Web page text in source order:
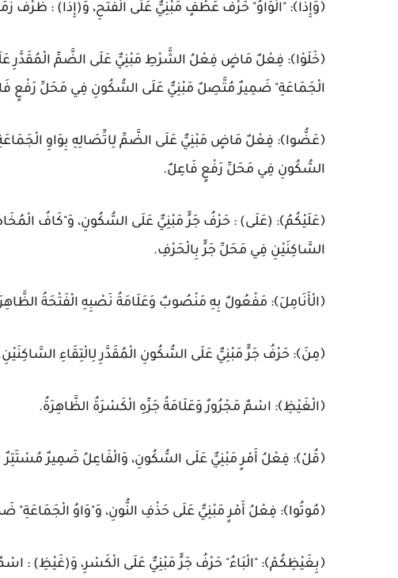
﴿وَإِذَا﴾: "الْوَاوُ" حَرْفُ عَطْفٍ مَبْنِيٌّ عَلَى الْفَتْحِ، وَ(إِذَا) :
﴿خَلَوْا﴾: فِعْلٌ مَاضٍ فِعْلُ الشَّرْطِ مَبْنِيٌّ عَلَى الضَّمِّ الْمُقَدَّرِ عَلَى
الْجَمَاعَةِ" ضَمِيرٌ مُتَّصِلٌ مَبْنِيٌّ عَلَى السُّكُونِ فِي مَحَلِّ رَفْعٍ
﴿عَضُّوا﴾: فِعْلٌ مَاضٍ مَبْنِيٌّ عَلَى الضَّمِّ لِاتِّصَالِهِ بِوَاوِ
السُّكُونِ فِي مَحَلِّ رَفْعٍ فَاعِلٌ.
﴿عَلَيْكُمُ﴾: (عَلَى) : حَرْفُ جَرٍّ مَبْنِيٌّ عَلَى السُّكُونِ، وَ"كَافُ
السَّاكِنَيْنِ فِي مَحَلِّ جَرٍّ بِالْحَرْفِ.
﴿الْأَنَامِلَ﴾: مَفْعُولٌ بِهِ مَنْصُوبٌ وَعَلَامَةُ نَصْبِهِ الْفَتْحَةُ
﴿مِنَ﴾: حَرْفُ جَرٍّ مَبْنِيٌّ عَلَى السُّكُونِ الْمُقَدَّرِ لِالْتِقَاءِ
﴿الْغَيْظِ﴾: اسْمٌ مَجْرُورٌ وَعَلَامَةُ جَرِّهِ الْكَسْرَةُ الظَّاهِرَةُ.
﴿قُلْ﴾: فِعْلُ أَمْرٍ مَبْنِيٌّ عَلَى السُّكُونِ، وَالْفَاعِلُ ضَمِيرٌ مُسْتَتِرٌ
﴿مُوتُوا﴾: فِعْلُ أَمْرٍ مَبْنِيٌّ عَلَى حَذْفِ النُّونِ، وَ"وَاوُ
﴿بِغَيْظِكُمْ﴾: "الْبَاءُ" حَرْفُ جَرٍّ مَبْنِيٌّ عَلَى الْكَسْرِ، وَ(غَيْظِ) :